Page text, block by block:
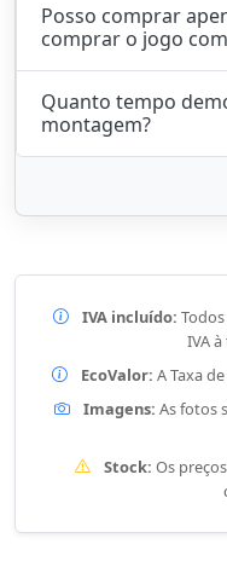
Posso comprar
comprar o jogo
Quanto tempo
montagem?
IVA incluído:
IVA
EcoValor: A Taxa
Imagens: As fotos
Stock: Os